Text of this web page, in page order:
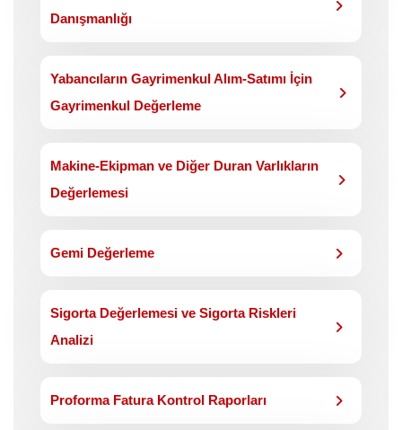
Danışmanlığı
Yabancıların Gayrimenkul Alım-Satımı İçin
Gayrimenkul Değerleme
Makine-Ekipman ve Diğer Duran Varlıkların
Değerlemesi
Gemi Değerleme
Sigorta Değerlemesi ve Sigorta Riskleri
Analizi
Proforma Fatura Kontrol Raporları